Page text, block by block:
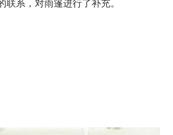
联系，对雨篷进行了补充。